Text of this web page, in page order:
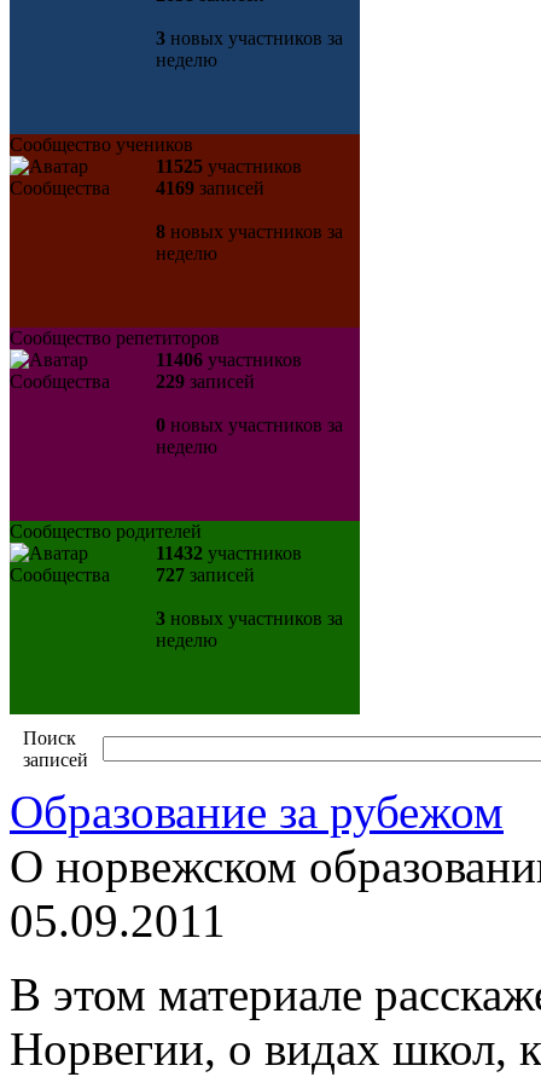
3 новых участников за
неделю
Сообщество учеников
11525 участников
4169 записей
8 новых участников за
неделю
Сообщество репетиторов
11406 участников
229 записей
0 новых участников за
неделю
Сообщество родителей
11432 участников
727 записей
3 новых участников за
неделю
Поиск
записей
Образование за рубежом
О норвежском
05.09.2011
В этом материале
Норвегии, о видах школ,